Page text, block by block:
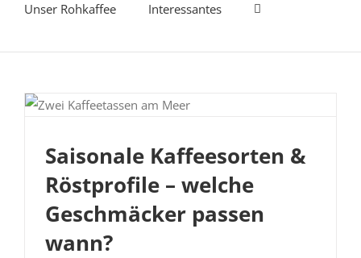
Unser Rohkaffee Interessantes
welche Geschmäcker passen wann?
Saisonale Kaffeesorten &
Röstprofile – welche
Geschmäcker passen
wann?